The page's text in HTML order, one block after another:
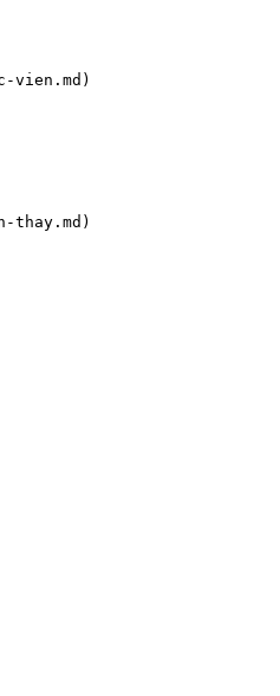
vien.md)
thay.md)